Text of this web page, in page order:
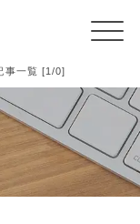
事一覧 [1/0]